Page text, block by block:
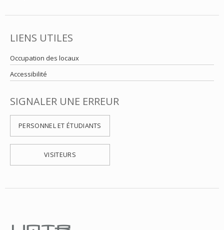
LIENS UTILES
Occupation des locaux
Accessibilité
SIGNALER UNE ERREUR
PERSONNEL ET ÉTUDIANTS
VISITEURS